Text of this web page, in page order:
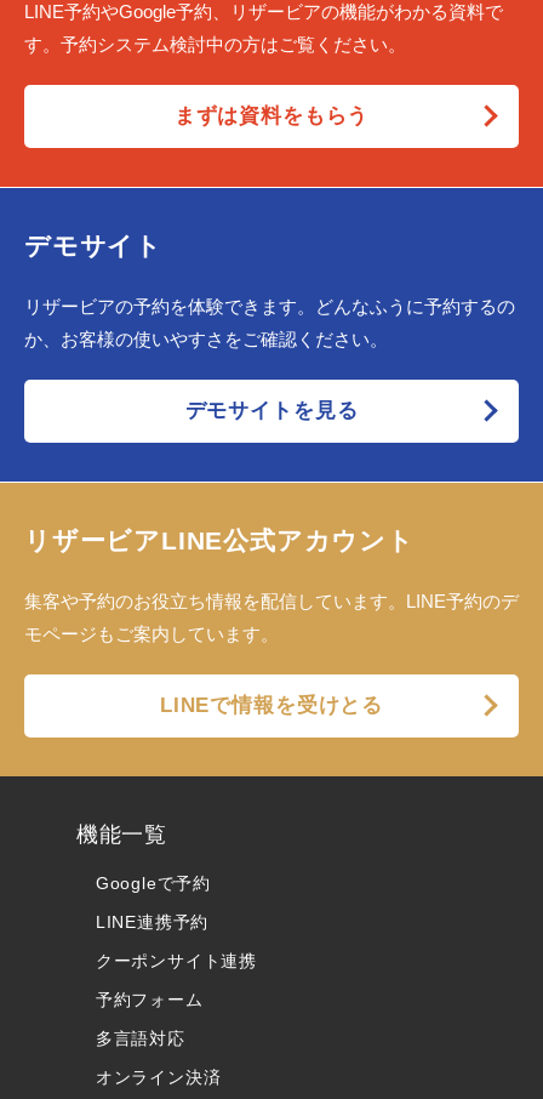
LINE予約やGoogle予約、リザービアの機能がわかる資料で
す。予約システム検討中の方はご覧ください。
まずは資料をもらう
デモサイト
リザービアの予約を体験できます。どんなふうに予約するの
か、お客様の使いやすさをご確認ください。
デモサイトを見る
リザービアLINE公式アカウント
集客や予約のお役立ち情報を配信しています。LINE予約のデ
モページもご案内しています。
LINEで情報を受けとる
機能一覧
Googleで予約
LINE連携予約
クーポンサイト連携
予約フォーム
多言語対応
オンライン決済